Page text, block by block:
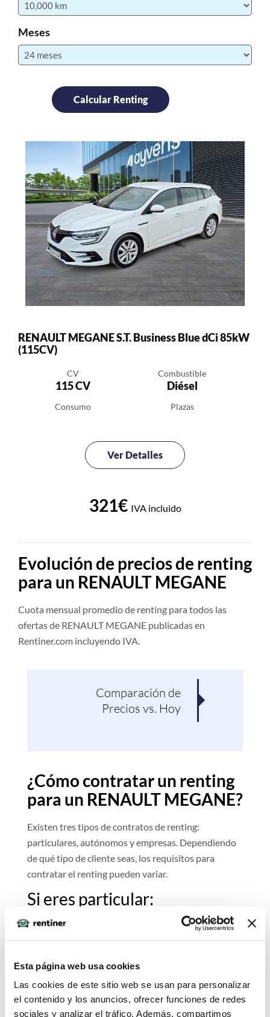
Esta página web usa cookies
Las cookies de este sitio web se usan para personalizar
el contenido y los anuncios, ofrecer funciones de redes
sociales y analizar el tráfico. Además, compartimos
Meses
RENAULT MEGANE S.T. Business Blue dCi 85kW
(115CV)
CV
115 CV
Combustible
Diésel
Consumo Plazas
Ver Detalles
321€ IVA incluido
Evolución de precios de renting
para un RENAULT MEGANE
Cuota mensual promedio de renting para todos las
ofertas de RENAULT MEGANE publicadas en
Rentiner.com incluyendo IVA.
Comparación de
Precios vs. Hoy
¿Cómo contratar un renting
para un RENAULT MEGANE?
Existen tres tipos de contratos de renting:
particulares, autónomos y empresas. Dependiendo
de qué tipo de cliente seas, los requisitos para
contratar el renting pueden variar.
Si eres particular:
Entra la oferta del vehículo, si ves el icono
"Aprobación Inmediata" podrás optar a un estudio
generar el contrato de forma rápida. En cualquier
otro caso (o si no deseas el estudio online),
necesitaremos recibir la siguiente documentación: